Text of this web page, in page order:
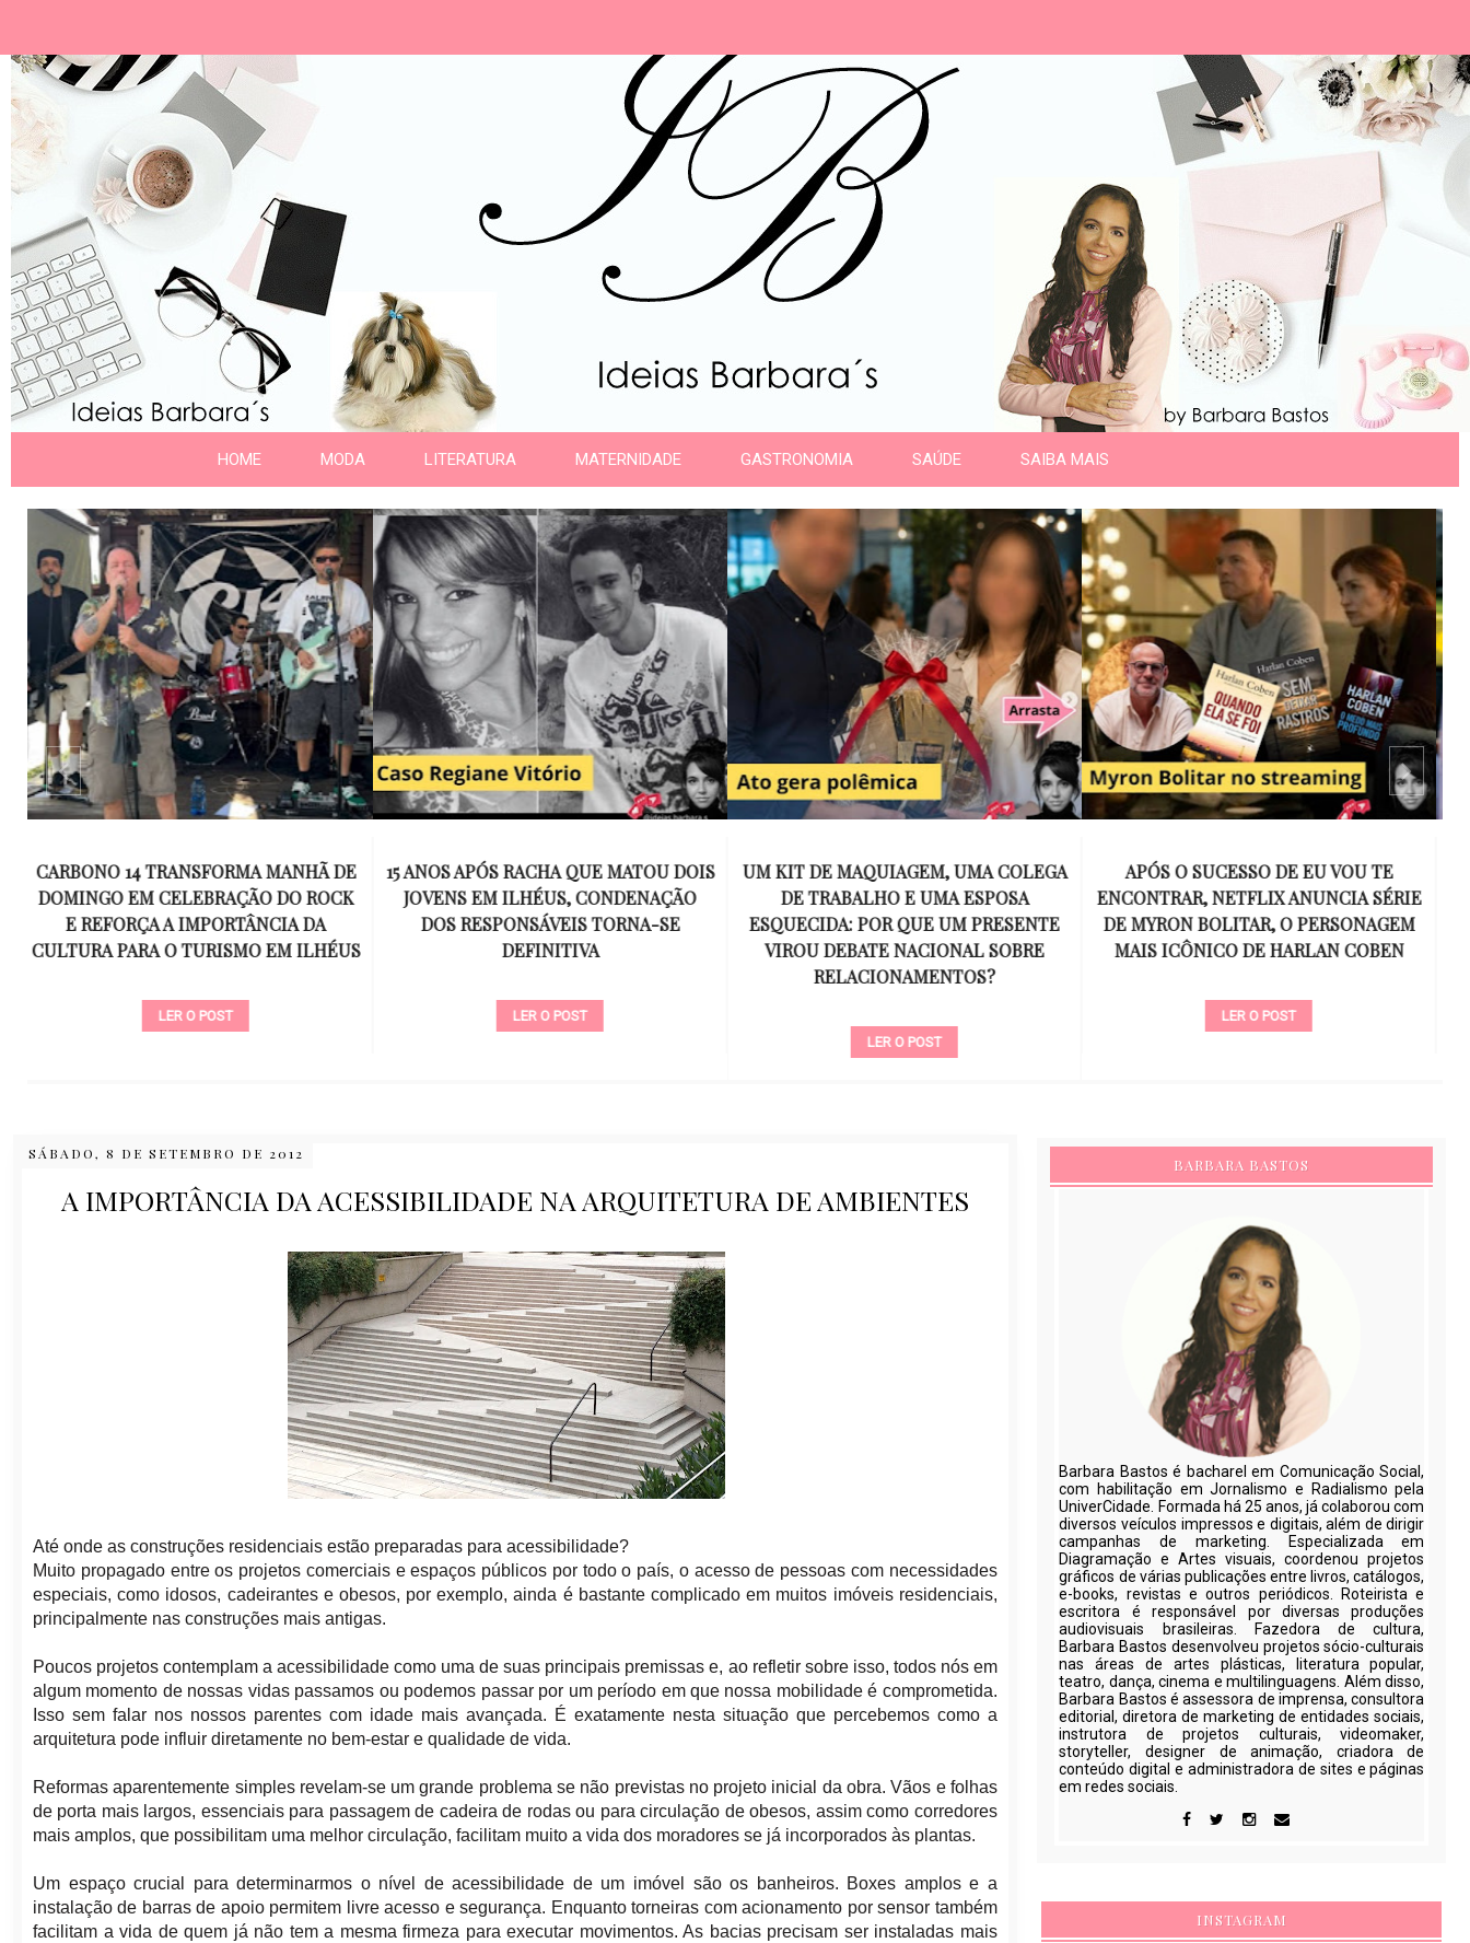
HOME MODA LITERATURA MATERNIDADE GASTRONOMIA SAÚDE SAIBA MAIS
15 ANOS APÓS RACHA QUE MATOU DOIS
JOVENS EM ILHÉUS, CONDENAÇÃO
DOS RESPONSÁVEIS TORNA-SE
DEFINITIVA
LER O POST
UM KIT DE MAQUIAGEM, UMA COLEGA
DE TRABALHO E UMA ESPOSA
ESQUECIDA: POR QUE UM PRESENTE
VIROU DEBATE NACIONAL SOBRE
APÓS O SUCESSO DE EU VOU TE
ENCONTRAR, NETFLIX ANUNCIA SÉRIE
DE MYRON BOLITAR, O PERSONAGEM
MAIS ICÔNICO DE HARLAN COBEN
15 ANOS SEM AMY WINEHOUSE: A VOZ
INESQUECÍVEL QUE REVOLUCIONOU A
MÚSICA E SE TORNOU UM SÍMBOLO
DE UMA GERAÇÃO
LER O POST
SÁBADO, 8 DE SETEMBRO DE 2012
A IMPORTÂNCIA DA ACESSIBILIDADE NA ARQUITETURA DE AMBIENTES
Até onde as construções residenciais estão preparadas para acessibilidade?
Muito propagado entre os projetos comerciais e espaços públicos por todo o país, o acesso de pessoas com necessidades
especiais, como idosos, cadeirantes e obesos, por exemplo, ainda é bastante complicado em muitos imóveis residenciais,
principalmente nas construções mais antigas.
Poucos projetos contemplam a acessibilidade como uma de suas principais premissas e, ao refletir sobre isso, todos nós em
algum momento de nossas vidas passamos ou podemos passar por um período em que nossa mobilidade é comprometida.
Isso sem falar nos nossos parentes com idade mais avançada. É exatamente nesta situação que percebemos como a
arquitetura pode influir diretamente no bem-estar e qualidade de vida.
Reformas aparentemente simples revelam-se um grande problema se não previstas no projeto inicial da obra. Vãos e folhas
de porta mais largos, essenciais para passagem de cadeira de rodas ou para circulação de obesos, assim como corredores
mais amplos, que possibilitam uma melhor circulação, facilitam muito a vida dos moradores se já incorporados às plantas.
Um espaço crucial para determinarmos o nível de acessibilidade de um imóvel são os banheiros. Boxes amplos e a
instalação de barras de apoio permitem livre acesso e segurança. Enquanto torneiras com acionamento por sensor também
facilitam a vida de quem já não tem a mesma firmeza para executar movimentos. As bacias precisam ser instaladas mais
BARBARA BASTOS
Barbara Bastos é bacharel em Comunicação Social,
com habilitação em Jornalismo e Radialismo pela
UniverCidade. Formada há 25 anos, já colaborou com
diversos veículos impressos e digitais, além de dirigir
campanhas de marketing. Especializada em
Diagramação e Artes visuais, coordenou projetos
gráficos de várias publicações entre livros, catálogos,
e-books, revistas e outros periódicos. Roteirista e
escritora é responsável por diversas produções
audiovisuais brasileiras. Fazedora de cultura,
Barbara Bastos desenvolveu projetos sócio-culturais
nas áreas de artes plásticas, literatura popular,
teatro, dança, cinema e multilinguagens. Além disso,
Barbara Bastos é assessora de imprensa, consultora
editorial, diretora de marketing de entidades sociais,
instrutora de projetos culturais, videomaker,
storyteller, designer de animação, criadora de
conteúdo digital e administradora de sites e páginas
em redes sociais.
INSTAGRAM